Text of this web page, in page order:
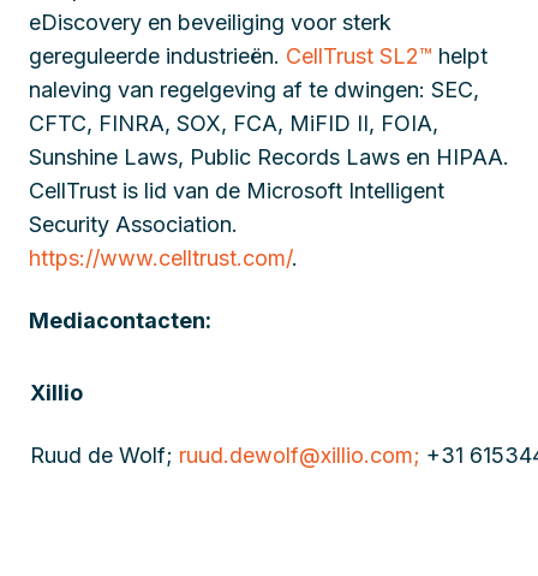
eDiscovery en beveiliging voor sterk
gereguleerde industrieën. CellTrust SL2™ helpt
naleving van regelgeving af te dwingen: SEC,
CFTC, FINRA, SOX, FCA, MiFID II, FOIA,
Sunshine Laws, Public Records Laws en HIPAA.
CellTrust is lid van de Microsoft Intelligent
Security Association.
https://www.celltrust.com/.
Mediacontacten:
Xillio
Ruud de Wolf; ruud.dewolf@xillio.com; +31